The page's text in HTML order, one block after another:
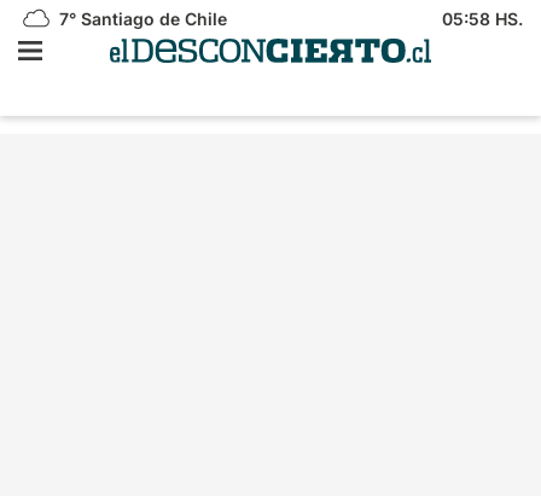
7° Santiago de Chile 05:58 HS.